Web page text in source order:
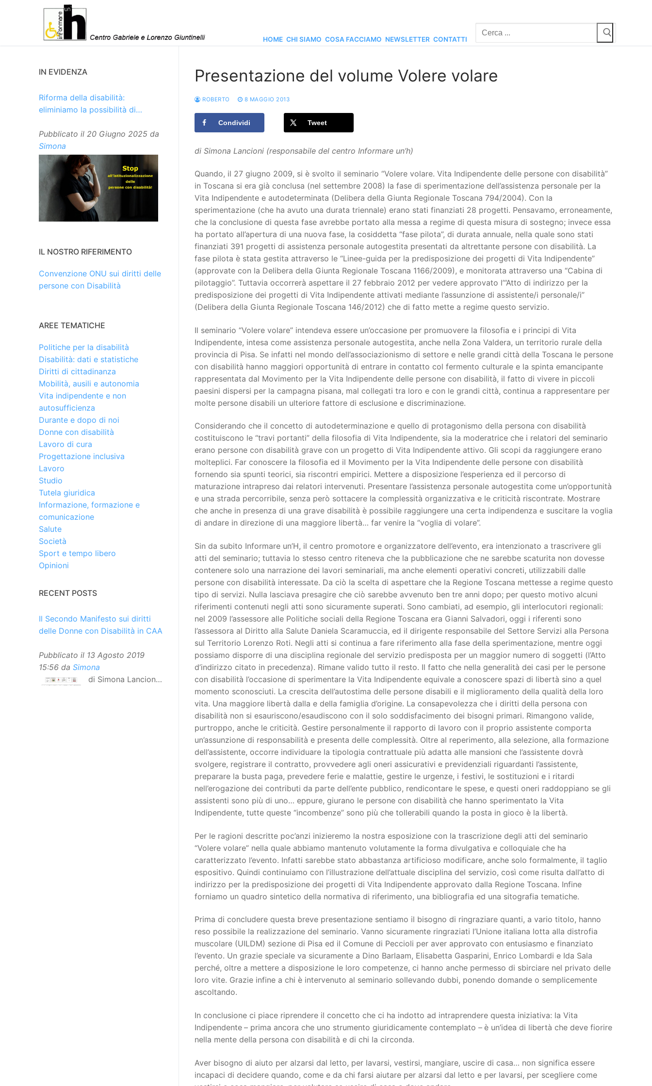
HOME CHI SIAMO COSA FACCIAMO NEWSLETTER CONTATTI
Cerca:
Presentazione del volume Volere volare
ROBERTO 8 MAGGIO 2013
Condividi Tweet
di Simona Lancioni (responsabile del centro Informare un’h)
Quando, il 27 giugno 2009, si è svolto il seminario “Volere volare. Vita Indipendente delle persone con disabilità”
in Toscana si era già conclusa (nel settembre 2008) la fase di sperimentazione dell’assistenza personale per la
Vita Indipendente e autodeterminata (Delibera della Giunta Regionale Toscana 794/2004). Con la
sperimentazione (che ha avuto una durata triennale) erano stati finanziati 28 progetti. Pensavamo, erroneamente,
che la conclusione di questa fase avrebbe portato alla messa a regime di questa misura di sostegno; invece essa
ha portato all’apertura di una nuova fase, la cosiddetta “fase pilota”, di durata annuale, nella quale sono stati
finanziati 391 progetti di assistenza personale autogestita presentati da altrettante persone con disabilità. La
fase pilota è stata gestita attraverso le “Linee-guida per la predisposizione dei progetti di Vita Indipendente”
(approvate con la Delibera della Giunta Regionale Toscana 1166/2009), e monitorata attraverso una “Cabina di
pilotaggio”. Tuttavia occorrerà aspettare il 27 febbraio 2012 per vedere approvato l’“Atto di indirizzo per la
predisposizione dei progetti di Vita Indipendente attivati mediante l’assunzione di assistente/i personale/i”
(Delibera della Giunta Regionale Toscana 146/2012) che di fatto mette a regime questo servizio.
Il seminario “Volere volare” intendeva essere un’occasione per promuovere la filosofia e i principi di Vita
Indipendente, intesa come assistenza personale autogestita, anche nella Zona Valdera, un territorio rurale della
provincia di Pisa. Se infatti nel mondo dell’associazionismo di settore e nelle grandi città della Toscana le persone
con disabilità hanno maggiori opportunità di entrare in contatto col fermento culturale e la spinta emancipante
rappresentata dal Movimento per la Vita Indipendente delle persone con disabilità, il fatto di vivere in piccoli
paesini dispersi per la campagna pisana, mal collegati tra loro e con le grandi città, continua a rappresentare per
molte persone disabili un ulteriore fattore di esclusione e discriminazione.
Considerando che il concetto di autodeterminazione e quello di protagonismo della persona con disabilità
costituiscono le “travi portanti” della filosofia di Vita Indipendente, sia la moderatrice che i relatori del seminario
erano persone con disabilità grave con un progetto di Vita Indipendente attivo. Gli scopi da raggiungere erano
molteplici. Far conoscere la filosofia ed il Movimento per la Vita Indipendente delle persone con disabilità
fornendo sia spunti teorici, sia riscontri empirici. Mettere a disposizione l’esperienza ed il percorso di
maturazione intrapreso dai relatori intervenuti. Presentare l’assistenza personale autogestita come un’opportunità
e una strada percorribile, senza però sottacere la complessità organizzativa e le criticità riscontrate. Mostrare
che anche in presenza di una grave disabilità è possibile raggiungere una certa indipendenza e suscitare la voglia
di andare in direzione di una maggiore libertà… far venire la “voglia di volare”.
Sin da subito Informare un’H, il centro promotore e organizzatore dell’evento, era intenzionato a trascrivere gli
atti del seminario; tuttavia lo stesso centro riteneva che la pubblicazione che ne sarebbe scaturita non dovesse
contenere solo una narrazione dei lavori seminariali, ma anche elementi operativi concreti, utilizzabili dalle
persone con disabilità interessate. Da ciò la scelta di aspettare che la Regione Toscana mettesse a regime questo
tipo di servizi. Nulla lasciava presagire che ciò sarebbe avvenuto ben tre anni dopo; per questo motivo alcuni
riferimenti contenuti negli atti sono sicuramente superati. Sono cambiati, ad esempio, gli interlocutori regionali:
nel 2009 l’assessore alle Politiche sociali della Regione Toscana era Gianni Salvadori, oggi i riferenti sono
l’assessora al Diritto alla Salute Daniela Scaramuccia, ed il dirigente responsabile del Settore Servizi alla Persona
sul Territorio Lorenzo Roti. Negli atti si continua a fare riferimento alla fase della sperimentazione, mentre oggi
possiamo disporre di una disciplina regionale del servizio predisposta per un maggior numero di soggetti (l’Atto
d’indirizzo citato in precedenza). Rimane valido tutto il resto. Il fatto che nella generalità dei casi per le persone
con disabilità l’occasione di sperimentare la Vita Indipendente equivale a conoscere spazi di libertà sino a quel
momento sconosciuti. La crescita dell’autostima delle persone disabili e il miglioramento della qualità della loro
vita. Una maggiore libertà dalla e della famiglia d’origine. La consapevolezza che i diritti della persona con
disabilità non si esauriscono/esaudiscono con il solo soddisfacimento dei bisogni primari. Rimangono valide,
purtroppo, anche le criticità. Gestire personalmente il rapporto di lavoro con il proprio assistente comporta
un’assunzione di responsabilità e presenta delle complessità. Oltre al reperimento, alla selezione, alla formazione
dell’assistente, occorre individuare la tipologia contrattuale più adatta alle mansioni che l’assistente dovrà
svolgere, registrare il contratto, provvedere agli oneri assicurativi e previdenziali riguardanti l’assistente,
preparare la busta paga, prevedere ferie e malattie, gestire le urgenze, i festivi, le sostituzioni e i ritardi
nell’erogazione dei contributi da parte dell’ente pubblico, rendicontare le spese, e questi oneri raddoppiano se gli
assistenti sono più di uno… eppure, giurano le persone con disabilità che hanno sperimentato la Vita
Indipendente, tutte queste “incombenze” sono più che tollerabili quando la posta in gioco è la libertà.
Per le ragioni descritte poc’anzi inizieremo la nostra esposizione con la trascrizione degli atti del seminario
“Volere volare” nella quale abbiamo mantenuto volutamente la forma divulgativa e colloquiale che ha
caratterizzato l’evento. Infatti sarebbe stato abbastanza artificioso modificare, anche solo formalmente, il taglio
espositivo. Quindi continuiamo con l’illustrazione dell’attuale disciplina del servizio, così come risulta dall’atto di
indirizzo per la predisposizione dei progetti di Vita Indipendente approvato dalla Regione Toscana. Infine
forniamo un quadro sintetico della normativa di riferimento, una bibliografia ed una sitografia tematiche.
Prima di concludere questa breve presentazione sentiamo il bisogno di ringraziare quanti, a vario titolo, hanno
reso possibile la realizzazione del seminario. Vanno sicuramente ringraziati l’Unione italiana lotta alla distrofia
muscolare (UILDM) sezione di Pisa ed il Comune di Peccioli per aver approvato con entusiasmo e finanziato
l’evento. Un grazie speciale va sicuramente a Dino Barlaam, Elisabetta Gasparini, Enrico Lombardi e Ida Sala
perché, oltre a mettere a disposizione le loro competenze, ci hanno anche permesso di sbirciare nel privato delle
loro vite. Grazie infine a chi è intervenuto al seminario sollevando dubbi, ponendo domande o semplicemente
ascoltando.
In conclusione ci piace riprendere il concetto che ci ha indotto ad intraprendere questa iniziativa: la Vita
Indipendente – prima ancora che uno strumento giuridicamente contemplato – è un’idea di libertà che deve fiorire
nella mente della persona con disabilità e di chi la circonda.
Aver bisogno di aiuto per alzarsi dal letto, per lavarsi, vestirsi, mangiare, uscire di casa… non significa essere
incapaci di decidere quando, come e da chi farsi aiutare per alzarsi dal letto e per lavarsi, per scegliere come
IN EVIDENZA
Riforma della disabilità:
eliminiamo la possibilità di
Pubblicato il 20 Giugno 2025 da
Simona
IL NOSTRO RIFERIMENTO
Convenzione ONU sui diritti delle
persone con Disabilità
AREE TEMATICHE
Politiche per la disabilità
Disabilità: dati e statistiche
Diritti di cittadinanza
Mobilità, ausili e autonomia
Vita indipendente e non
autosufficienza
Durante e dopo di noi
Donne con disabilità
Lavoro di cura
Progettazione inclusiva
Lavoro
Studio
Tutela giuridica
Informazione, formazione e
comunicazione
Salute
Società
Sport e tempo libero
Opinioni
RECENT POSTS
Il Secondo Manifesto sui diritti
delle Donne con Disabilità in CAA
Pubblicato il 13 Agosto 2019
15:56 da Simona
di Simona Lancioni,